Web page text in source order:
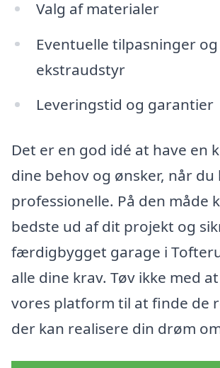
Valg af materialer
Eventuelle tilpasninger og
ekstraudstyr
Leveringstid og garantier
Det er en god idé at have en
dine behov og ønsker, når
professionelle. På den måde
bedste ud af dit projekt og
færdigbygget garage i
alle dine krav. Tøv ikke med
vores platform til at finde de
der kan realisere din drøm